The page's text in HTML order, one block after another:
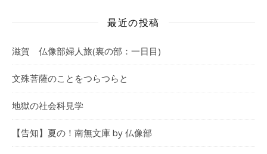
最近の投稿
滋賀 仏像部婦人旅(裏の部：一日目)
文殊菩薩のことをつらつらと
地獄の社会科見学
【告知】夏の！南無文庫 by 仏像部